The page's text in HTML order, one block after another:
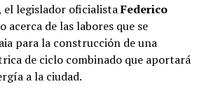
el legislador oficialistaFederico
acerca de las labores que se
para la construcción de una
de ciclo combinado que aportará
a la ciudad.